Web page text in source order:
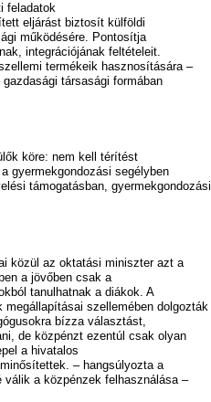
feladatok
eljárást biztosít külföldi
működésére. Pontosítja
integrációjának feltételeit.
termékeik hasznosítására –
társasági formában
köre: nem kell térítést
gyermekgondozási segélyben
támogatásban, gyermekgondozási
közül az oktatási miniszter azt a
a jövőben csak a
tanulhatnak a diákok. A
szellemében dolgozták
bízza választást,
de közpénzt ezentúl csak olyan
a hivatalos
– hangsúlyozta a
a közpénzek felhasználása –